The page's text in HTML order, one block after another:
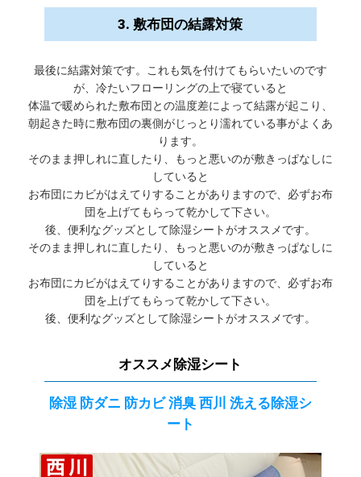
3. 敷布団の結露対策
最後に結露対策です。これも気を付けてもらいたいのです
が、冷たいフローリングの上で寝ていると
体温で暖められた敷布団との温度差によって結露が起こり、
朝起きた時に敷布団の裏側がじっとり濡れている事がよくあ
ります。
そのまま押しれに直したり、もっと悪いのが敷きっぱなしに
していると
お布団にカビがはえてりすることがありますので、必ずお布
団を上げてもらって乾かして下さい。
後、便利なグッズとして除湿シートがオススメです。
そのまま押しれに直したり、もっと悪いのが敷きっぱなしに
していると
お布団にカビがはえてりすることがありますので、必ずお布
団を上げてもらって乾かして下さい。
後、便利なグッズとして除湿シートがオススメです。
オススメ除湿シート
除湿 防ダニ 防カビ 消臭 西川 洗える除湿シ
ート